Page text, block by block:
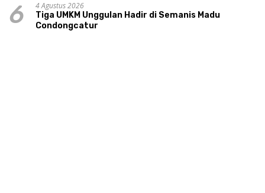
6
4 Agustus 2026
Tiga UMKM Unggulan Hadir di Semanis Madu
Condongcatur